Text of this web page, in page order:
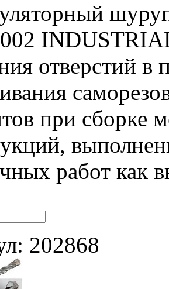
отверстий в
при сборке
работ как
202868